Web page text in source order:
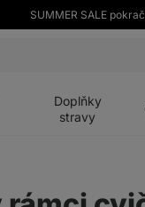
SUMMER SALE
Doplňky
stravy